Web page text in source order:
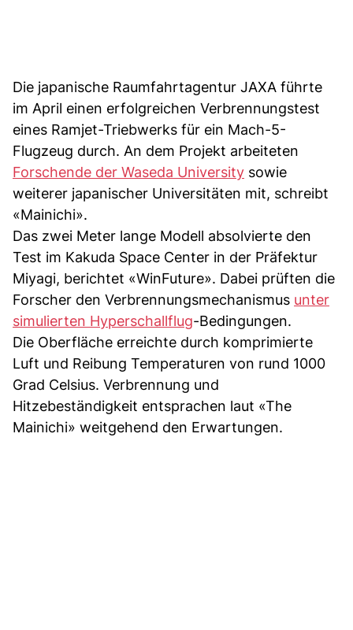
Die japanische Raumfahrtagentur JAXA führte
im April einen erfolgreichen Verbrennungstest
eines Ramjet-Triebwerks für ein Mach-5-
Flugzeug durch. An dem Projekt arbeiteten
Forschende der Waseda University sowie
weiterer japanischer Universitäten mit, schreibt
«Mainichi».
Das zwei Meter lange Modell absolvierte den
Test im Kakuda Space Center in der Präfektur
Miyagi, berichtet «WinFuture». Dabei prüften die
Forscher den Verbrennungsmechanismus unter
simulierten Hyperschallflug-Bedingungen.
Die Oberfläche erreichte durch komprimierte
Luft und Reibung Temperaturen von rund 1000
Grad Celsius. Verbrennung und
Hitzebeständigkeit entsprachen laut «The
Mainichi» weitgehend den Erwartungen.